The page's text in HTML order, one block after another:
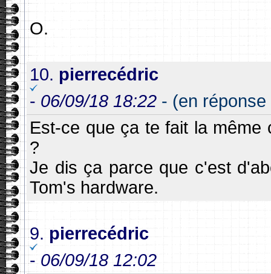
O.
10. pierrecédric
- 06/09/18 18:22 - (en
Est-ce que ça te fait la même
?
Je dis ça parce que c'est
Tom's hardware.
9. pierrecédric
- 06/09/18 12:02